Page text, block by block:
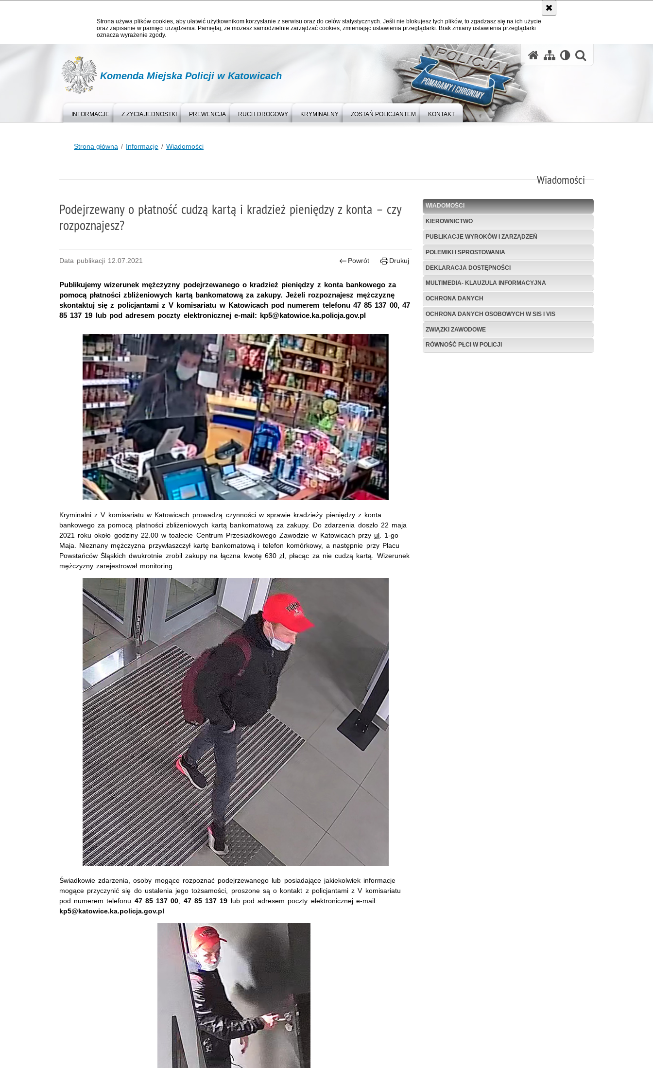
Strona używa plików cookies, aby ułatwić użytkownikom korzystanie z serwisu oraz do celów statystycznych. Jeśli nie blokujesz tych plików, to zgadzasz się na ich użycie
oraz zapisanie w pamięci urządzenia. Pamiętaj, że możesz samodzielnie zarządzać cookies, zmieniając ustawienia przeglądarki. Brak zmiany ustawienia przeglądarki
oznacza wyrażenie zgody.
Komenda Miejska Policji w Katowicach
INFORMACJE Z ŻYCIA JEDNOSTKI PREWENCJA RUCH DROGOWY KRYMINALNY ZOSTAŃ POLICJANTEM KONTAKT
Strona główna Informacje Wiadomości
Wiadomości
Podejrzewany o płatność cudzą kartą i kradzież pieniędzy z konta – czy
rozpoznajesz?
Data publikacji 12.07.2021 Powrót Drukuj
Publikujemy wizerunek mężczyzny podejrzewanego o kradzież pieniędzy z konta bankowego za
pomocą płatności zbliżeniowych kartą bankomatową za zakupy. Jeżeli rozpoznajesz mężczyznę
skontaktuj się z policjantami z V komisariatu w Katowicach pod numerem telefonu 47 85 137 00, 47
85 137 19 lub pod adresem poczty elektronicznej e-mail: kp5@katowice.ka.policja.gov.pl
Kryminalni z V komisariatu w Katowicach prowadzą czynności w sprawie kradzieży pieniędzy z konta
bankowego za pomocą płatności zbliżeniowych kartą bankomatową za zakupy. Do zdarzenia doszło 22 maja
2021 roku około godziny 22.00 w toalecie Centrum Przesiadkowego Zawodzie w Katowicach przyul. 1-go
Maja. Nieznany mężczyzna przywłaszczył kartę bankomatową i telefon komórkowy, a następnie przy Placu
Powstańców Śląskich dwukrotnie zrobił zakupy na łączna kwotę 630zł, płacąc za nie cudzą kartą. Wizerunek
mężczyzny zarejestrował monitoring.
Świadkowie zdarzenia, osoby mogące rozpoznać podejrzewanego lub posiadające jakiekolwiek informacje
mogące przyczynić się do ustalenia jego tożsamości, proszone są o kontakt z policjantami z V komisariatu
pod numerem telefonu 47 85 137 00, 47 85 137 19 lub pod adresem poczty elektronicznej e-mail:
kp5@katowice.ka.policja.gov.pl
WIADOMOŚCI
KIEROWNICTWO
PUBLIKACJE WYROKÓW I ZARZĄDZEŃ
POLEMIKI I SPROSTOWANIA
DEKLARACJA DOSTĘPNOŚCI
MULTIMEDIA- KLAUZULA INFORMACYJNA
OCHRONA DANYCH
OCHRONA DANYCH OSOBOWYCH W SIS I VIS
ZWIĄZKI ZAWODOWE
RÓWNOŚĆ PŁCI W POLICJI